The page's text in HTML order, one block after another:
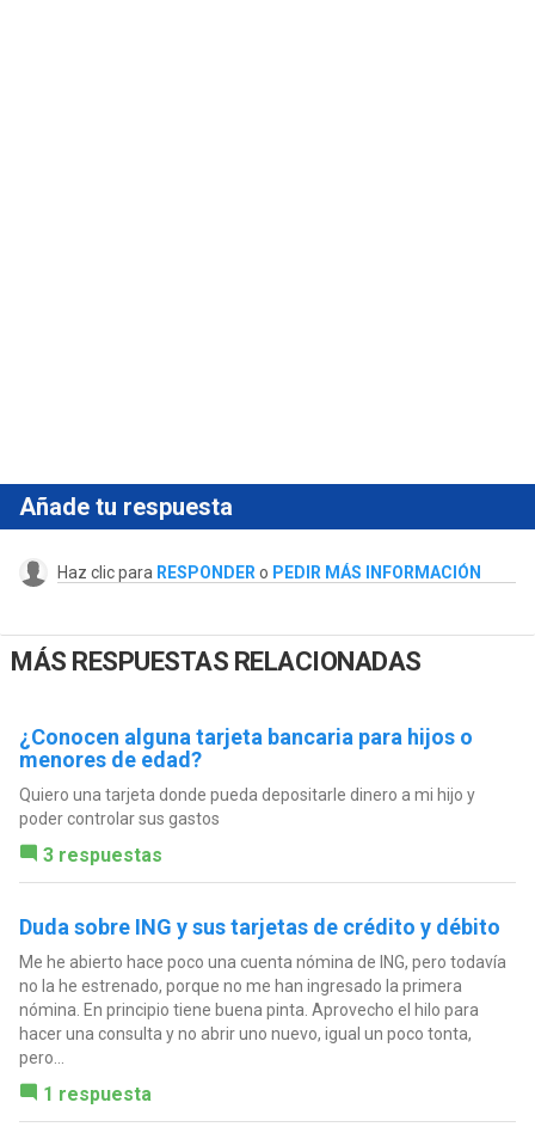
Añade tu respuesta
Haz clic para RESPONDER o PEDIR MÁS INFORMACIÓN
MÁS RESPUESTAS RELACIONADAS
¿Conocen alguna tarjeta bancaria para hijos o
menores de edad?
Quiero una tarjeta donde pueda depositarle dinero a mi hijo y
poder controlar sus gastos
3 respuestas
Duda sobre ING y sus tarjetas de crédito y débito
Me he abierto hace poco una cuenta nómina de ING, pero todavía
no la he estrenado, porque no me han ingresado la primera
nómina. En principio tiene buena pinta. Aprovecho el hilo para
hacer una consulta y no abrir uno nuevo, igual un poco tonta,
pero...
1 respuesta